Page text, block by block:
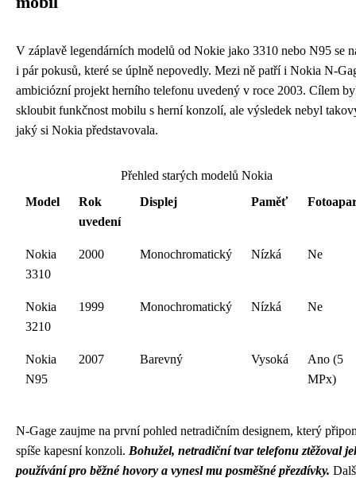
V záplavě legendárních modelů od Nokie jako 3310 nebo N95 se
i pár pokusů, které se úplně nepovedly. Mezi ně patří i Nokia N-
ambiciózní projekt herního telefonu uvedený v roce 2003. Cílem
skloubit funkčnost mobilu s herní konzolí, ale výsledek nebyl
jaký si Nokia představovala.
Přehled starých modelů Nokia
Model
Rok
uvedení
Displej Paměť
Nokia
3310
2000 Monochromatický Nízká Ne
Nokia
3210
1999 Monochromatický Nízká Ne
Nokia
N95
2007 Barevný Vysoká
Ano (5
MPx)
N-Gage zaujme na první pohled netradičním designem, který
spíše kapesní konzoli. Bohužel, netradiční tvar telefonu ztěžoval
používání pro běžné hovory a vynesl mu posměšné přezdívky.